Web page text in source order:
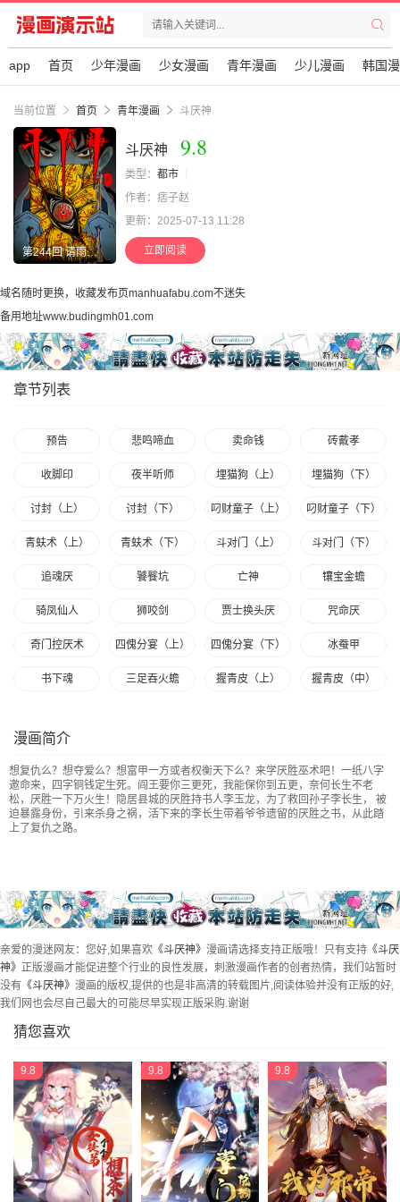
app 首页 少年漫画 少女漫画 青年漫画 少儿漫画 韩国
当前位置 首页 青年漫画 斗厌神
第244回 请雨土人
斗厌神 9.8
类型： 都市
作者：痞子赵
更新：2025-07-13 11:28
立即阅读
域名随时更换，收藏发布页manhuafabu.com不迷失
备用地址www.budingmh01.com
章节列表
预告 悲鸣啼血 卖命钱 砖戴孝
收脚印 夜半听师 埋猫狗（上） 埋猫狗（下）
讨封（上） 讨封（下） 叼财童子（上） 叼财童子（下）
青蚨术（上） 青蚨术（下） 斗对门（上） 斗对门（下）
追魂厌 饕餮坑 亡神 镶宝金蟾
骑凤仙人 狮咬剑 贾士换头厌 咒命厌
奇门控厌术 四傀分宴（上） 四傀分宴（下） 冰蚕甲
书下魂 三足吞火蟾 握青皮（上） 握青皮（中）
金蟾衣
拉胡天神 丧门吊客（上） 白厌太岁（上） 白厌太岁（下）
纳音十二运（上） 纳音十二运（下） 凶鸟焚巢 羊璽
祝寿碗 永州三傀 斩乌龙 披九天
雷公照（上） 雷公照（下） 张君命（上） 张君命（下）
撞师 吞金乌（上） 吞金乌（下） 烟袋锅子
夜猫子之眼 双校桥 打拾寻人 打拾寻人（下）
元尘宫 傀崽岭 地之血 锁魂绕（上）
锁魂绕（下） 火眼貔貅 金三寸 四仙拱寿
四仙拱寿（下） 钉头钉尾 钉头钉尾（下） 魆
漫画简介
想复仇么？想夺爱么？想富甲一方或者权衡天下么？来学厌胜巫术吧！一纸八字
邀命来，四字铜钱定生死。阎王要你三更死，我能保你到五更，奈何长生不老
松，厌胜一下万火生！隐居县城的厌胜持书人李玉龙，为了救回孙子李长生， 被
迫暴露身份，引来杀身之祸，活下来的李长生带着爷爷遗留的厌胜之书，从此踏
上了复仇之路。
亲爱的漫迷网友：您好,如果喜欢 《斗厌神》 漫画请选择支持正版哦！只有支持 《斗厌
神》 正版漫画才能促进整个行业的良性发展，刺激漫画作者的创者热情，我们站暂时
没有 《斗厌神》 漫画的版权,提供的也是非高清的转载图片,阅读体验并没有正版的好,
我们网也会尽自己最大的可能尽早实现正版采购.谢谢
猜您喜欢
9.8 9.8 9.8